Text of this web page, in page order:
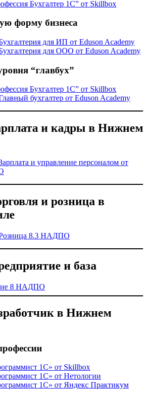
Бухгалтер 1С” от Skillbox
форму бизнеса
для ИП от Eduson Academy
для ООО от Eduson Academy
“главбух”
Бухгалтер 1С” от Skillbox
бухгалтер от Eduson Academy
и кадры в Нижнем
и управление персоналом от
и розница в
8.3 НАДПО
и база
8 НАДПО
в Нижнем
1С» от Skillbox
1С» от Нетологии
1С» от Яндекс Практикум